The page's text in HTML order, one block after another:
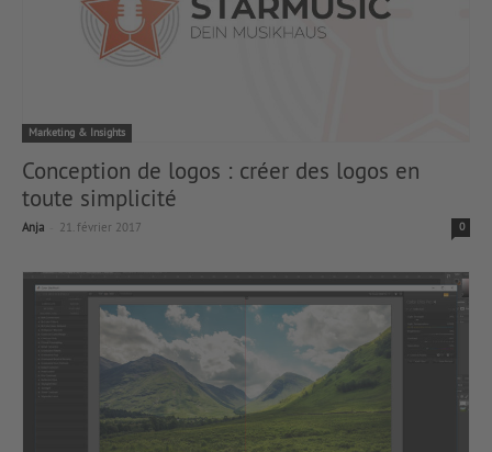
Marketing & Insights
Conception de logos : créer des logos en
toute simplicité
Anja 21. février 2017 0